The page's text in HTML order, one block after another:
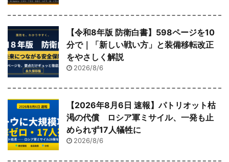
【令和8年版 防衛白書】598ページを10
分で｜「新しい戦い方」と装備移転改正
をやさしく解説
2026/8/6
【2026年8月6日 速報】パトリオット枯
渇の代償 ロシア軍ミサイル、一発も止
められず17人犠牲に
2026/8/6